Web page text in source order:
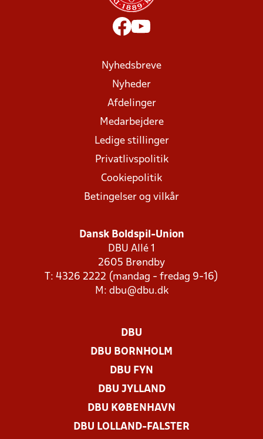
Nyhedsbreve
Nyheder
Afdelinger
Medarbejdere
Ledige stillinger
Privatlivspolitik
Cookiepolitik
Betingelser og vilkår
Dansk Boldspil-Union
DBU Allé 1
2605 Brøndby
T: 4326 2222 (mandag - fredag 9-16)
M: dbu@dbu.dk
DBU
DBU BORNHOLM
DBU FYN
DBU JYLLAND
DBU KØBENHAVN
DBU LOLLAND-FALSTER